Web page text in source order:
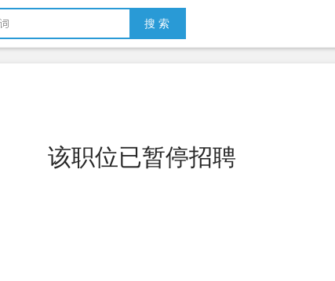
搜 索
该职位已暂停招聘